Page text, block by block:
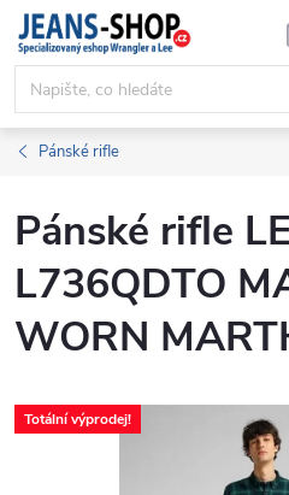
Přejít
obsah
Pánské rifle
Pánské rifle
L736QDTO
WORN
Totální výprodej!